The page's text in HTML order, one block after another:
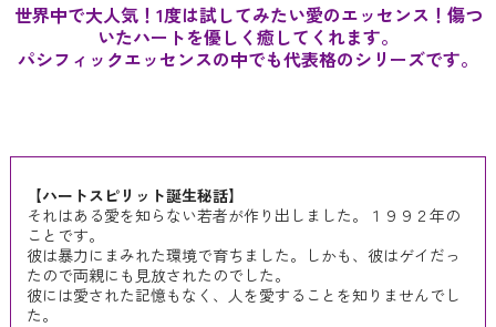
世界中で大人気！1度は試してみたい愛のエッセンス！傷つ
いたハートを優しく癒してくれます。
パシフィックエッセンスの中でも代表格のシリーズです。
【ハートスピリット誕生秘話】
それはある愛を知らない若者が作り出しました。１９９２年の
ことです。
彼は暴力にまみれた環境で育ちました。しかも、彼はゲイだっ
たので両親にも見放されたのでした。
彼には愛された記憶もなく、人を愛することを知りませんでし
た。